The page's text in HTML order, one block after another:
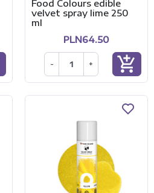
Food Colours edible
velvet spray lime 250
ml
PLN64.50
- + add_shopping_cart